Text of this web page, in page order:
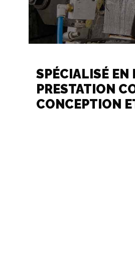
SPÉCIALISÉ EN
PRESTATION
CONCEPTION